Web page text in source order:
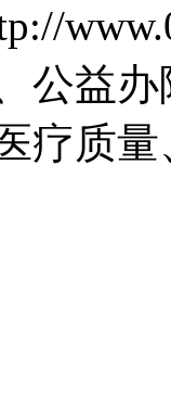
公益
疗质